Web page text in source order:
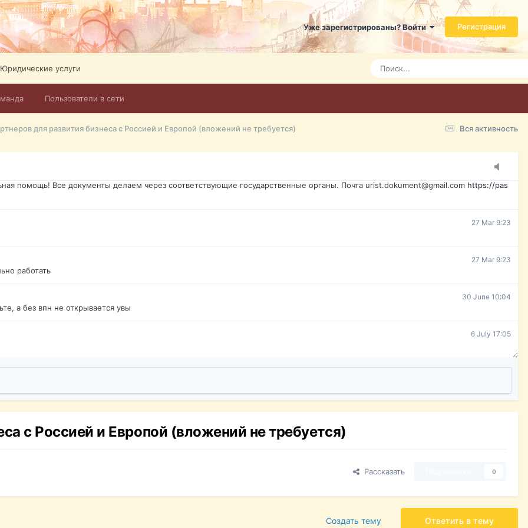
Уже зарегистрированы? Войти Регистрация
Пользователи в сети
Юридические услуги
Вся активность
для развития бизнеса с Россией и Европой (вложений не требуется)
Абонемент на 4 тв всего 12,5 Евро в месяц! Легко настроить справится даже ребенок. Быстрое оформление договора с
+972-526-384-339
Today 3:21
Today 3:24
Today 3:28
форума?т из э
15 Mar 16:47
помощь! Все документы делаем через соответствующие государственные органы. Почта urist.dokument@gmail.com https://pas
27 Mar 9:23
27 Mar 9:23
работать
30 June 10:04
а без впн не открывается увы
6 July 17:05
с Россией и Европой (вложений не требуется)
Рассказать 0
Ответить в тему
Создать тему